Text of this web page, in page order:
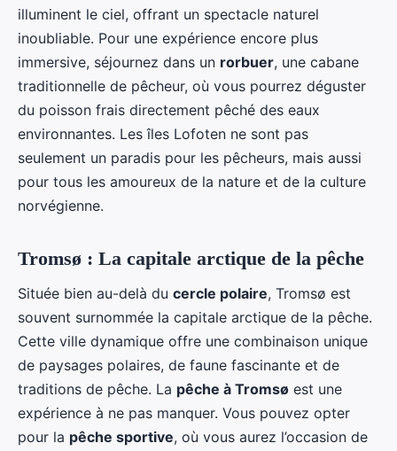
illuminent le ciel, offrant un spectacle naturel
inoubliable. Pour une expérience encore plus
immersive, séjournez dans un rorbuer, une cabane
traditionnelle de pêcheur, où vous pourrez déguster
du poisson frais directement pêché des eaux
environnantes. Les îles Lofoten ne sont pas
seulement un paradis pour les pêcheurs, mais aussi
pour tous les amoureux de la nature et de la culture
norvégienne.
Tromsø : La capitale arctique de la pêche
Située bien au-delà du cercle polaire, Tromsø est
souvent surnommée la capitale arctique de la pêche.
Cette ville dynamique offre une combinaison unique
de paysages polaires, de faune fascinante et de
traditions de pêche. La pêche à Tromsø est une
expérience à ne pas manquer. Vous pouvez opter
pour la pêche sportive, où vous aurez l’occasion de